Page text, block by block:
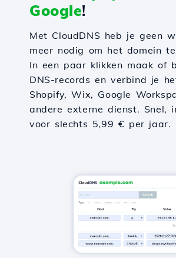
Google!
Met CloudDNS heb je geen
meer nodig om het domein
In een paar klikken maak of
DNS-records en verbind je
Shopify, Wix, Google
andere externe dienst. Snel,
voor slechts 5,99 € per jaar.